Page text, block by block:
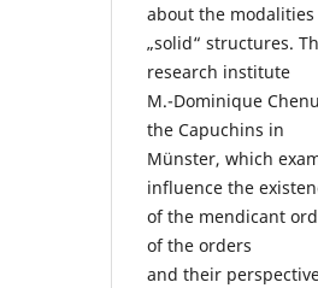
about the modalities
„solid“ structures.
research institute
M.-Dominique
the Capuchins in
Münster, which
influence the
of the mendicant
of the orders
and their